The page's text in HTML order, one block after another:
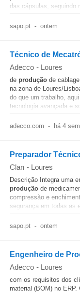
das cápsulas, seguindo
sapo.pt - ontem
Técnico de
Adecco - Loures
de produção de
na zona de Loures/
do que um trabalho,
tecnologia avançada e
adecco.com - há 4
Preparador
Clan - Loures
Descrição Integra uma
produção de
compressão e
segurança em todas as
sapo.pt - ontem
Engenheiro de
Adecco - Loures
com os requisitos dos
material (BOM) no